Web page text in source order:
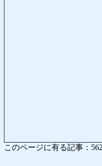
このページに有る記事：